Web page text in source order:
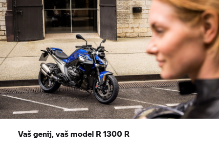
Vaš genij, vaš model R 1300 R